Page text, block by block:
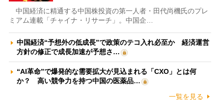
中国経済に精通する中国株投資の第一人者・田代尚機氏のプレ
ミアム連載「チャイナ・リサーチ」。中国企…
中国経済“予想外の低成長”で政策のテコ入れ必至か 経済運営
方針の修正で成長加速が予想さ…
“AI革命”で爆発的な需要拡大が見込まれる「CXO」とは何
か？ 高い競争力を持つ中国の医薬品…
一覧を見る